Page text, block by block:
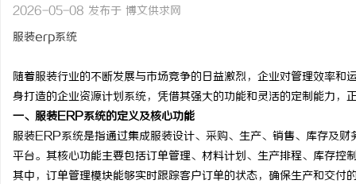
2026-05-08 发布于 博文供求网
服装erp系统
随着服装行业的不断发展与市场竞争的日益激烈，企业对管理效率
身打造的企业资源计划系统，凭借其强大的功能和灵活的定制能力，
一、服装ERP系统的定义及核心功能
服装ERP系统是指通过集成服装设计、采购、生产、销售、库存及
平台。其核心功能主要包括订单管理、材料计划、生产排程、库存控
其中，订单管理模块能够实时跟踪客户订单的状态，确保生产和交